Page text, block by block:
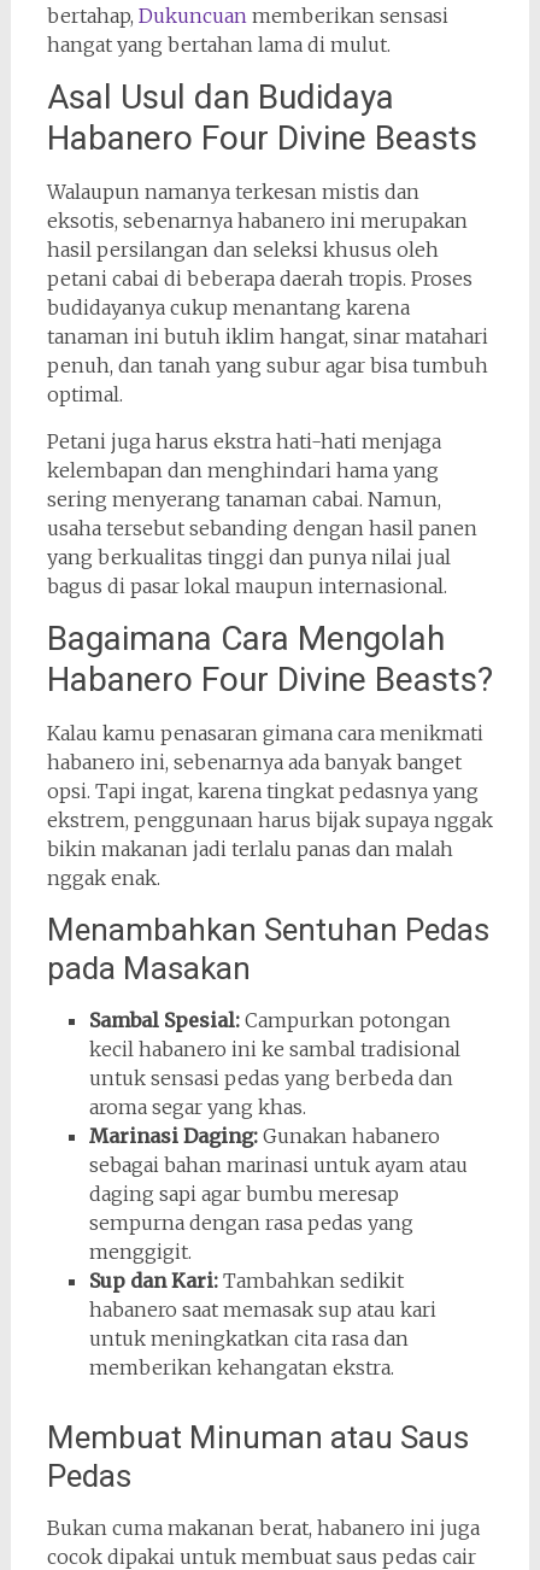
bertahap, Dukuncuanmemberikan sensasi
hangat yang bertahan lama di mulut.
Asal Usul dan Budidaya
Habanero Four Divine Beasts
Walaupun namanya terkesan mistis dan
eksotis, sebenarnya habanero ini merupakan
hasil persilangan dan seleksi khusus oleh
petani cabai di beberapa daerah tropis. Proses
budidayanya cukup menantang karena
tanaman ini butuh iklim hangat, sinar matahari
penuh, dan tanah yang subur agar bisa tumbuh
optimal.
Petani juga harus ekstra hati-hati menjaga
kelembapan dan menghindari hama yang
sering menyerang tanaman cabai. Namun,
usaha tersebut sebanding dengan hasil panen
yang berkualitas tinggi dan punya nilai jual
bagus di pasar lokal maupun internasional.
Bagaimana Cara Mengolah
Habanero Four Divine Beasts?
Kalau kamu penasaran gimana cara menikmati
habanero ini, sebenarnya ada banyak banget
opsi. Tapi ingat, karena tingkat pedasnya yang
ekstrem, penggunaan harus bijak supaya nggak
bikin makanan jadi terlalu panas dan malah
nggak enak.
Menambahkan Sentuhan Pedas
pada Masakan
Sambal Spesial:Campurkan potongan
kecil habanero ini ke sambal tradisional
untuk sensasi pedas yang berbeda dan
aroma segar yang khas.
Marinasi Daging:Gunakan habanero
sebagai bahan marinasi untuk ayam atau
daging sapi agar bumbu meresap
sempurna dengan rasa pedas yang
menggigit.
Sup dan Kari:Tambahkan sedikit
habanero saat memasak sup atau kari
untuk meningkatkan cita rasa dan
memberikan kehangatan ekstra.
Membuat Minuman atau Saus
Pedas
Bukan cuma makanan berat, habanero ini juga
cocok dipakai untuk membuat saus pedas cair